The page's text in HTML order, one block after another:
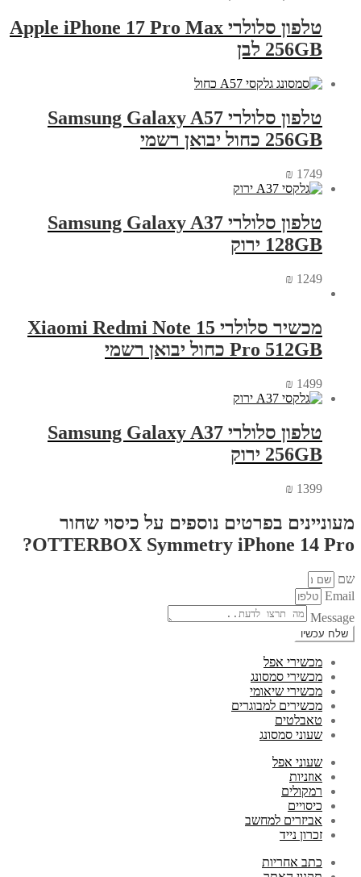
טלפון סלולרי Apple iPhone 17 Pro Max
256GB לבן
טלפון סלולרי Samsung Galaxy A57
256GB כחול יבואן רשמי
₪ 1749
טלפון סלולרי Samsung Galaxy A37
128GB ירוק
₪ 1249
מכשיר סלולרי Xiaomi Redmi Note 15
Pro 512GB כחול יבואן רשמי
₪ 1499
טלפון סלולרי Samsung Galaxy A37
256GB ירוק
₪ 1399
מעוניינים בפרטים נוספים על כיסוי שחור
OTTERBOX Symmetry iPhone 14 Pro?
שם
Email
Message
שלח עכשיו
מכשירי אפל
מכשירי סמסונג
מכשירי שיאומי
מכשירים למבוגרים
טאבלטים
שעוני סמסונג
שעוני אפל
אוזניות
רמקולים
כיסויים
אביזרים למחשב
זכרון נייד
כתב אחריות